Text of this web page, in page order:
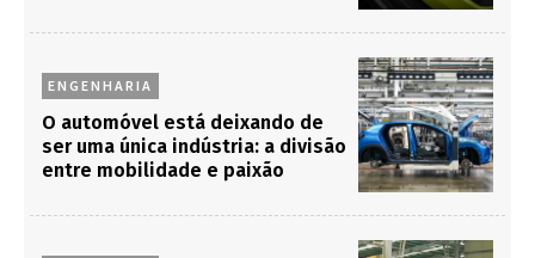
ENGENHARIA
O automóvel está deixando de
ser uma única indústria: a divisão
entre mobilidade e paixão